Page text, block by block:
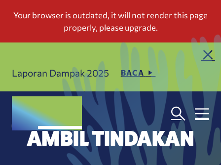
Laporan Dampak 2025 BACA
AMBIL TINDAKAN